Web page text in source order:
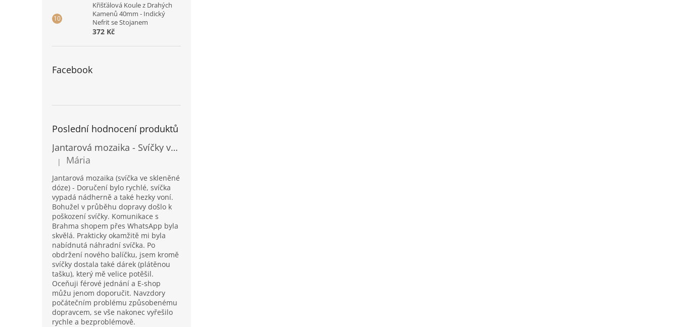
Křišťálová Koule z Drahých
Kamenů 40mm - Indický
Nefrit se Stojanem
372 Kč
Facebook
Poslední hodnocení produktů
Jantarová mozaika - Svíčky ve skleněných dózách - Vysoké
Hodnocení produktu je 5 z 5 hvězdiček.
| Mária
Jantarová mozaika (svíčka ve skleněné
dóze) - Doručení bylo rychlé, svíčka
vypadá nádherně a také hezky voní.
Bohužel v průběhu dopravy došlo k
poškození svíčky. Komunikace s
Brahma shopem přes WhatsApp byla
skvělá. Prakticky okamžitě mi byla
nabídnutá náhradní svíčka. Po
obdržení nového balíčku, jsem kromě
svíčky dostala také dárek (plátěnou
tašku), který mě velice potěšil.
Oceňuji férové jednání a E-shop
můžu jenom doporučit. Navzdory
počátečním problému způsobenému
dopravcem, se vše nakonec vyřešilo
rychle a bezproblémově.